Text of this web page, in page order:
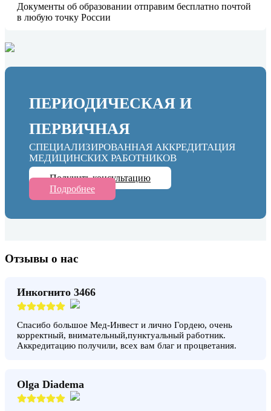
Документы об образовании отправим бесплатно почтой
в любую точку России
ПЕРИОДИЧЕСКАЯ И
ПЕРВИЧНАЯ
СПЕЦИАЛИЗИРОВАННАЯ АККРЕДИТАЦИЯ
МЕДИЦИНСКИХ РАБОТНИКОВ
Получить консультацию
Подробнее
Отзывы о нас
Инкогнито 3466
Спасибо большое Мед-Инвест и лично Гордею, очень
корректный, внимательный,пунктуальный работник.
Аккредитацию получили, всех вам благ и процветания.
Olga Diadema